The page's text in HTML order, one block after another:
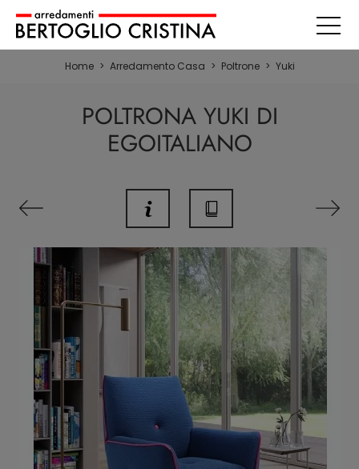
Home > Arredamento Casa > Poltrone > Yuki
POLTRONA YUKI DI
EGOITALIANO